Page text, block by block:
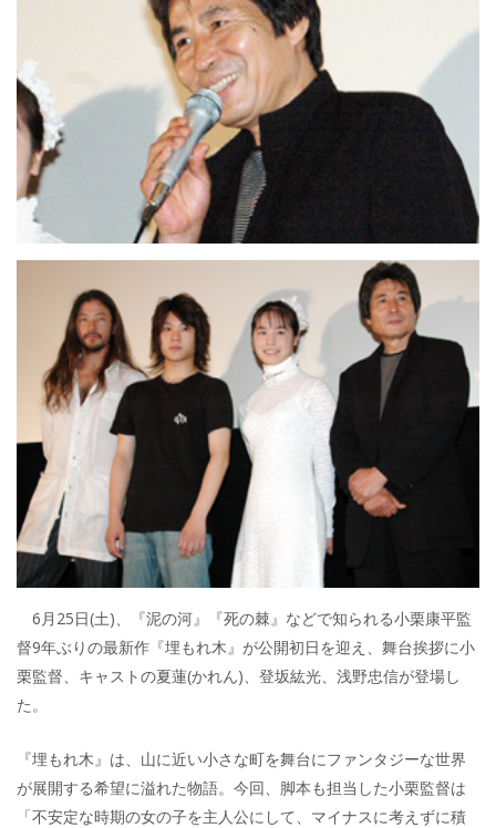
6月25日(土)、『泥の河』『死の棘』などで知られる小栗康平監
督9年ぶりの最新作『埋もれ木』が公開初日を迎え、舞台挨拶に小
栗監督、キャストの夏蓮(かれん)、登坂紘光、浅野忠信が登場し
た。
『埋もれ木』は、山に近い小さな町を舞台にファンタジーな世界
が展開する希望に溢れた物語。今回、脚本も担当した小栗監督は
「不安定な時期の女の子を主人公にして、マイナスに考えずに積